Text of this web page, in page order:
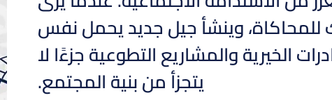
للمحاكاة، وينشأ جيل جديد يحمل نفس
الخيرية والمشاريع التطوعية جزءًا لا
يتجزأ من بنية المجتمع.